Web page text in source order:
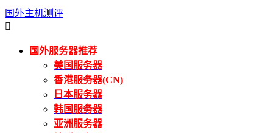
国外主机测评

国外服务器推荐
美国服务器
香港服务器(CN)
日本服务器
韩国服务器
亚洲服务器